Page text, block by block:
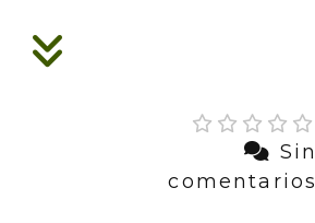
Sin
comentarios